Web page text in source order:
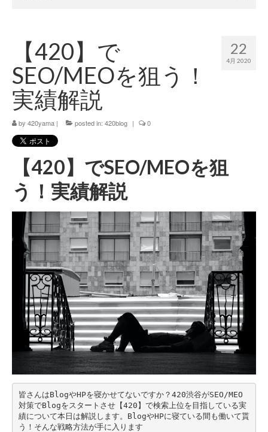
420 shibuya_info
420 shibuya_access
420 shibuya_shop
Instagram:420shibuya_official
About:FOUR TWENTY SHIBUYA
YouTube:420shibuya
420 Blog Full
www.h4wp.com
420friendly 通販
22
4月 2020
【420】で
SEO/MEOを狙う！
実績解説
by 420yama | posted in: 420blog | 0
【420】でSEO/MEOを狙
う！実績解説
皆さんはBlogやHPを寝かせてないですか？420渋谷がSEO/MEO
対策でBlogをスタートさせ【420】で検索上位を目指している実
績について本日は解説します。BlogやHPに寝ている間も働いて貰
う！そんな戦略方法が手に入ります